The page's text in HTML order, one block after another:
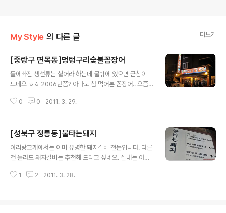
My Style 의 다른 글 더보기
[중랑구 면목동]멍텅구리숯불꼼장어
물에빠진 생선류는 싫어라 하는데 물밖에 있으면 군침이
도네요 ㅎㅎ 2006년쯤? 아마도 첨 먹어본 꼼장어.. 요즘
잔하려 했습니다. 멀리 사가정역까지 가서.. 줄서서 기라리
맛은 어떨까? 서비스는 어떨까? ㅎㅎㅎ 기대만큼은 아니지
만.. 그래도 맛있고, 적당히 먹은듯 합니다. 매콤한 꼼장어
에 계란찜은 써비스... 그리고, 주먹밥을 같이 먹으니 딱 배
들은 파리 날리고... 암튼 줄서는것은 기본입니다^^ Nikon
0 0 2011. 3. 29.
[성북구 정릉동]불타는돼지
아리랑고개에서는 이미 유명한 돼지갈비 전문입니다. 다른
건 몰라도 돼지갈비는 추천해 드리고 싶네요. 실내는 아담
비를 드셔보시길~ 단... 환풍기가 있기는 하지만.. 옷에 냄
1 2 2011. 3. 28.